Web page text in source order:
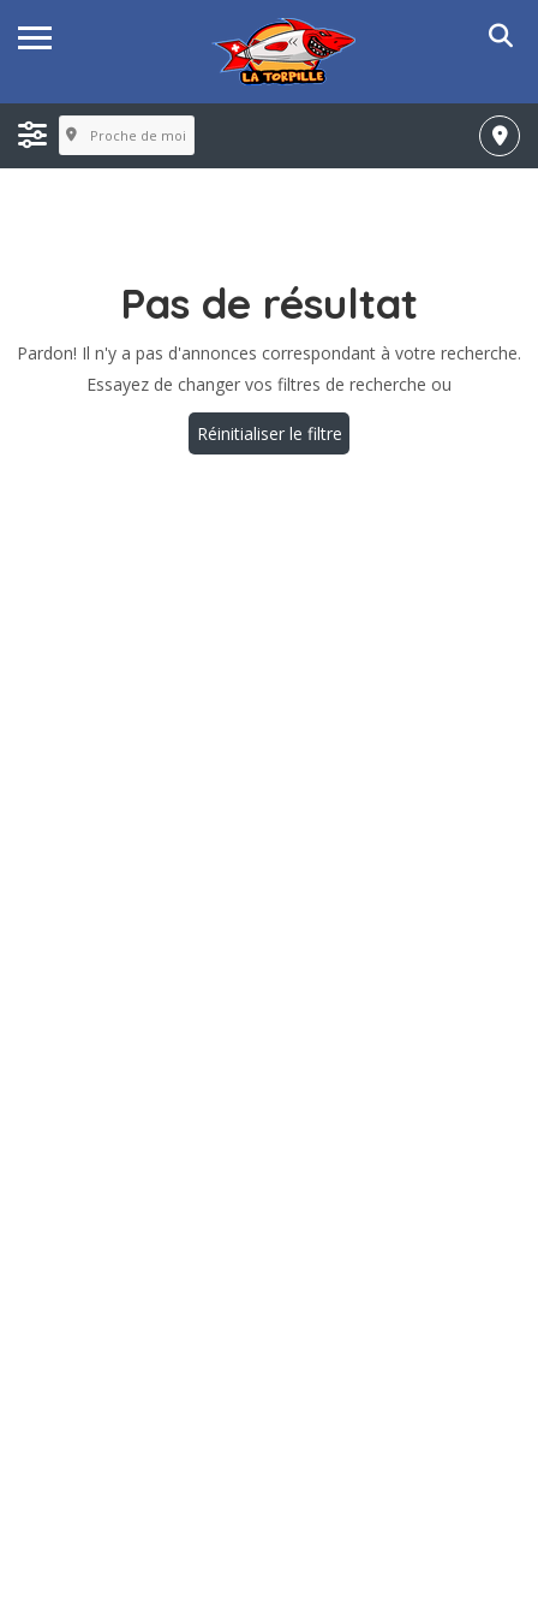
Proche de moi
Pas de résultat
Pardon! Il n'y a pas d'annonces correspondant à votre recherche.
Essayez de changer vos filtres de recherche ou
Réinitialiser le filtre